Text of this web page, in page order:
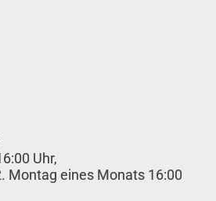
Uhr,
Montag eines Monats 16:00